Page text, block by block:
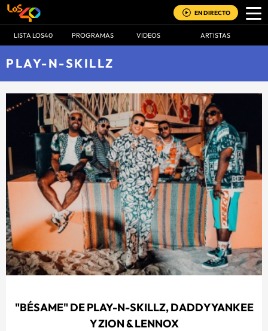
EN DIRECTO
LISTA LOS40 PROGRAMAS VIDEOS ARTISTAS
PLAY-N-SKILLZ
"BÉSAME" DE PLAY-N-SKILLZ, DADDY YANKEE
Y ZION & LENNOX